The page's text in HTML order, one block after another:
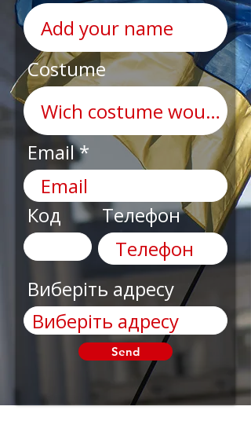
Costume
Email
Код Телефон
Виберіть адресу
Send